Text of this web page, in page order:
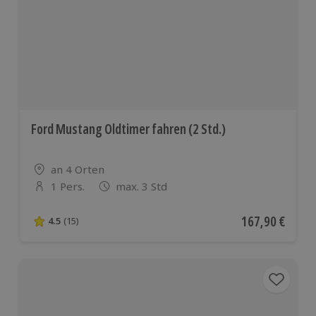
Ford Mustang Oldtimer fahren (2 Std.)
Standort
an 4 Orten
Anzahl der Teilnehmer
1 Pers. max. 3 Std
4.5 von 5 Sternen basierend auf 15 Bewertungen
4.5 (15) Aktueller Preis
167,90 €